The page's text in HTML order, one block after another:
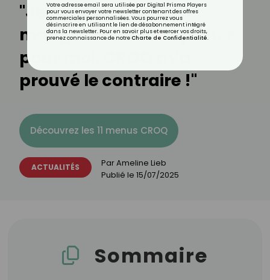
"Je pensais que bien
manger, c’était trop cher
pour moi. CROQ m’a
prouvé le contraire !"
Découvrez les 11 menus CROQ
ACTUALITÉS ParAmeline Lieb
Publié le 15/07/2025
Sommaire
Votre adresse email sera utilisée par Digital Prisma Players
pour vous envoyer votre newsletter contenant des offres
commerciales personnalisées. Vous pourrez vous
désinscrire en utilisant le lien de désabonnement intégré
dans la newsletter. Pour en savoir plus et exercer vos droits,
prenez connaissance de notre Charte de Confidentialité.